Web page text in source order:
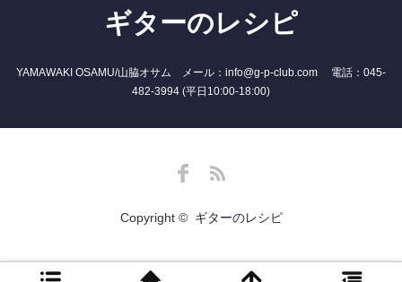
ギターのレシピ
YAMAWAKI OSAMU/山脇オサム メール：info@g-p-club.com 電話：045-
482-3994 (平日10:00-18:00)
Copyright © ギターのレシピ